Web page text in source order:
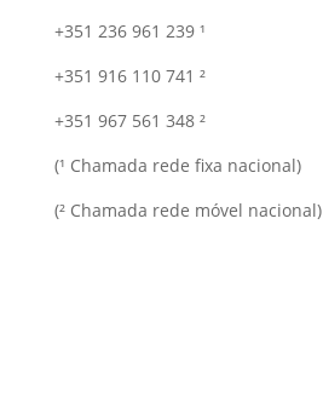
+351 236 961 239 ¹
+351 916 110 741 ²
+351 967 561 348 ²
(¹ Chamada rede fixa nacional)
(² Chamada rede móvel nacional)